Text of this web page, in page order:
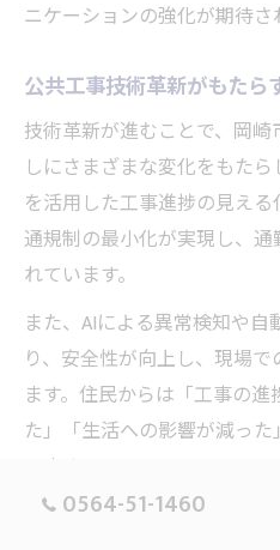
ニケーションの強化が期待さ
公共工事技術革新がもたら
技術革新が進むことで、岡
しにさまざまな変化をもた
を活用した工事進捗の見え
通規制の最小化が実現し、
れています。
また、AIによる異常検知や
り、安全性が向上し、現場
ます。住民からは「工事の
た」「生活への影響が減っ
います。
今後は、より快適で持続可
0564-51-1460